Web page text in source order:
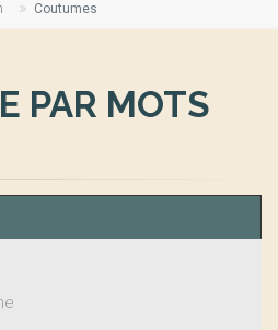
Coutumes
PAR MOTS